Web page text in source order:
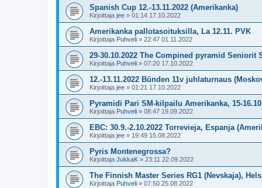
Spanish Cup 12.-13.11.2022 (Amerikanka)
Kirjoittaja jee » 01:14 17.10.2022
Amerikanka pallotasoituksilla, La 12.11. PVK
Kirjoittaja Puhveli » 22:47 01.11.2022
29-30.10.2022 The Compined pyramid Seniorit
Kirjoittaja Puhveli » 07:20 17.10.2022
12.-13.11.2022 Bünden 11v juhlaturnaus
Kirjoittaja jee » 01:21 17.10.2022
Pyramidi Pari SM-kilpailu Amerikanka, 15-
Kirjoittaja Puhveli » 08:47 19.09.2022
EBC: 30.9.-2.10.2022 Torrevieja, Espanja
Kirjoittaja jee » 19:49 15.08.2022
Pyris Montenegrossa?
Kirjoittaja JukkaK » 23:11 22.09.2022
The Finnish Master Series RG1 (Nevskaja),
Kirjoittaja Puhveli » 07:50 25.08.2022